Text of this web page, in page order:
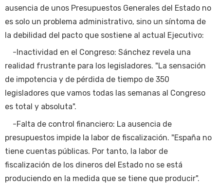
ausencia de unos Presupuestos Generales del Estado no
es solo un problema administrativo, sino un síntoma de
la debilidad del pacto que sostiene al actual Ejecutivo:
-Inactividad en el Congreso: Sánchez revela una
realidad frustrante para los legisladores. "La sensación
de impotencia y de pérdida de tiempo de 350
legisladores que vamos todas las semanas al Congreso
es total y absoluta".
-Falta de control financiero: La ausencia de
presupuestos impide la labor de fiscalización. "España no
tiene cuentas públicas. Por tanto, la labor de
fiscalización de los dineros del Estado no se está
produciendo en la medida que se tiene que producir".